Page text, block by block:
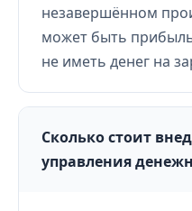
незавершённом
может быть
не иметь денег на
Сколько стоит
управления